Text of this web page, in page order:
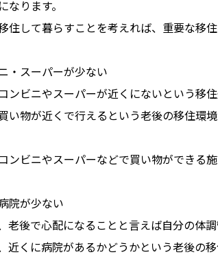
なります。
住して暮らすことを考えれば、重要な移
・スーパーが少ない
ンビニやスーパーが近くにないという移
い物が近くで行えるという老後の移住環
ンビニやスーパーなどで買い物ができる
院が少ない
老後で心配になることと言えば自分の体調
近くに病院があるかどうかという老後の